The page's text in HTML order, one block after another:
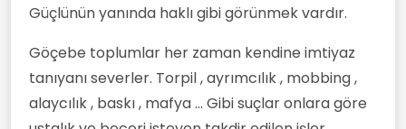
Güçlünün yanında haklı gibi görünmek vardır.
Göçebe toplumlar her zaman kendine imtiyaz
tanıyanı severler. Torpil , ayrımcılık , mobbing ,
alaycılık , baskı , mafya ... Gibi suçlar onlara göre